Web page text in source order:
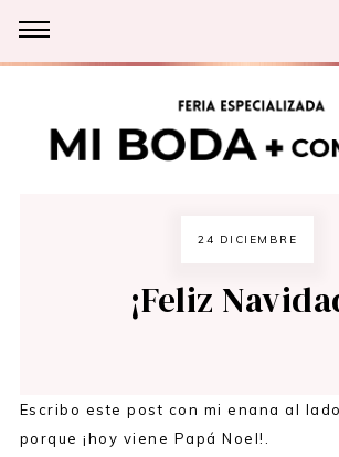
24 DICIEMBRE
¡Feliz
Escribo este post con mi enana al
porque ¡hoy viene Papá Noel!.